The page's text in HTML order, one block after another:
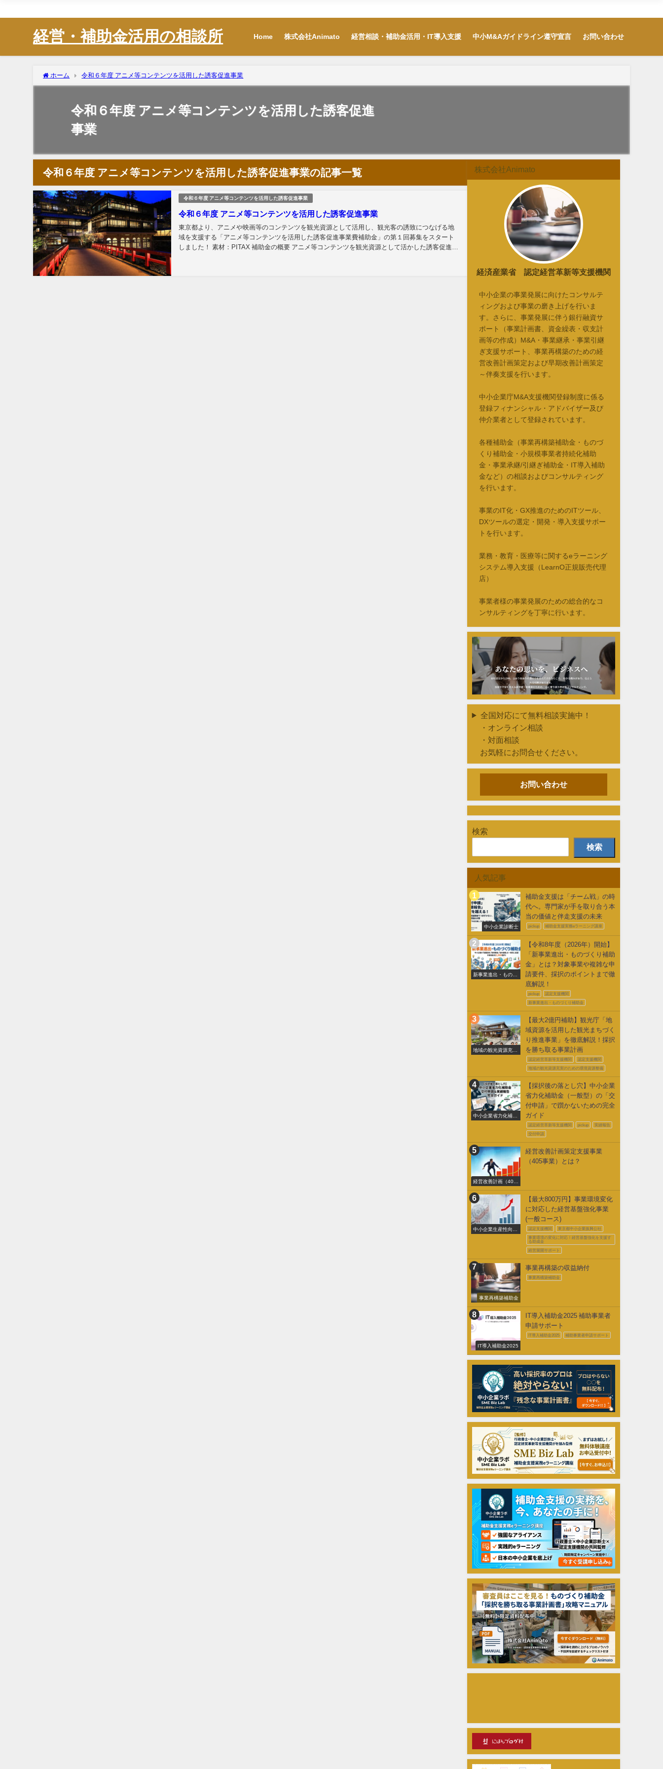
経営・補助金活用の相談所 Home 株式会社Animato 経営相談・補助金活用・IT導入支援 中小M&Aガイドライン遵守宣言 お問い合わせ
ホーム 令和６年度 アニメ等コンテンツを活用した誘客促進事業
令和６年度 アニメ等コンテンツを活用した誘客促進
事業
令和６年度 アニメ等コンテンツを活用した誘客促進事業の記事一覧
令和６年度 アニメ等コンテンツを活用した誘客促進事業
令和６年度 アニメ等コンテンツを活用した誘客促進事業
東京都より、アニメや映画等のコンテンツを観光資源として活用し、観光客の誘致につなげる地
域を支援する「アニメ等コンテンツを活用した誘客促進事業費補助金」の第１回募集をスタート
しました！ 素材：PITAX 補助金の概要 アニメ等コンテンツを観光資源として活かした誘客促進の
株式会社Animato
経済産業省 認定経営革新等支援機関
中小企業の事業発展に向けたコンサルテ
ィングおよび事業の磨き上げを行いま
す。さらに、事業発展に伴う銀行融資サ
ポート（事業計画書、資金繰表・収支計
画等の作成）M&A・事業継承・事業引継
ぎ支援サポート、事業再構築のための経
営改善計画策定および早期改善計画策定
～伴奏支援を行います。
中小企業庁M&A支援機関登録制度に係る
登録フィナンシャル・アドバイザー及び
仲介業者として登録されています。
各種補助金（事業再構築補助金・ものづ
くり補助金・小規模事業者持続化補助
金・事業承継/引継ぎ補助金・IT導入補助
金など）の相談およびコンサルティング
を行います。
事業のIT化・GX推進のためのITツール、
DXツールの選定・開発・導入支援サポー
トを行います。
業務・教育・医療等に関するeラーニング
システム導入支援（LearnO正規販売代理
店）
事業者様の事業発展のための総合的なコ
ンサルティングを丁寧に行います。
全国対応にて無料相談実施中！
・オンライン相談
・対面相談
お気軽にお問合せください。
お問い合わせ
検索
検索
人気記事
中小企業診断士
補助金支援は「チーム戦」の時
代へ。専門家が手を取り合う本
当の価値と伴走支援の未来
pickup 補助金支援実務eラーニング講座
新事業進出・ものづ
【令和8年度（2026年）開始】
「新事業進出・ものづくり補助
金」とは？対象事業や複雑な申
請要件、採択のポイントまで徹
底解説！
pickup 認定支援機関
新事業進出・ものづくり補助金
地域の観光資源充実
【最大2億円補助】観光庁「地
域資源を活用した観光まちづく
り推進事業」を徹底解説！採択
を勝ち取る事業計画
認定経営革新等支援機関 認定支援機関
地域の観光資源充実のための環境資源整備
中小企業省力化補助
【採択後の落とし穴】中小企業
省力化補助金（一般型）の「交
付申請」で躓かないための完全
ガイド
認定経営革新等支援機関 pickup 実績報告
交付申請
経営改善計画（405
事業）
経営改善計画策定支援事業
（405事業）とは？
中小企業生産性向上
【最大800万円】事業環境変化
に対応した経営基盤強化事業
(一般コース)
認定支援機関 東京都中小企業振興公社
事業環境の変化に対応！経営基盤強化を支援す
る助成金
経営展開サポート
事業再構築補助金
事業再構築の収益納付
事業再構築補助金
IT導入補助金2025
IT導入補助金2025 補助事業者
申請サポート
IT導入補助金2025 補助事業者申請サポート